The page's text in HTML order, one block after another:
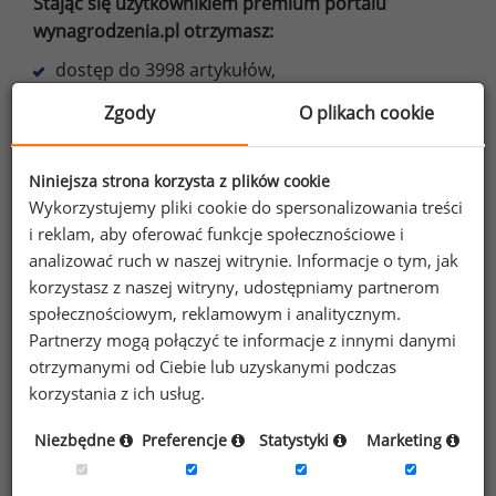
wynagrodzenia.pl otrzymasz:
dostęp do 3998 artykułów,
dostęp do 840 raportów stanowiskowych,
do 50% zniżki na najnowsze raporty,
e-booki o motywowaniu,
oraz inne korzyści.
Dowiedz się więcej
Wybierz opcję dostosowana do Twoich
Zgody O plikach cookie
Niniejsza strona korzysta z plików cookie
Wykorzystujemy pliki cookie do spersonalizowania treści
i reklam, aby oferować funkcje społecznościowe i
analizować ruch w naszej witrynie. Informacje o tym, jak
korzystasz z naszej witryny, udostępniamy partnerom
społecznościowym, reklamowym i analitycznym.
Partnerzy mogą połączyć te informacje z innymi danymi
otrzymanymi od Ciebie lub uzyskanymi podczas
korzystania z ich usług.
Niezbędne Preferencje Statystyki Marketing